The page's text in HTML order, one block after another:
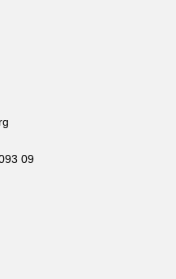
09